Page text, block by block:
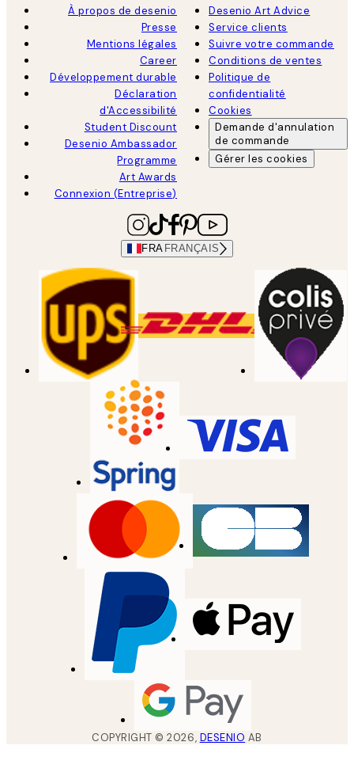
À propos de desenio
Presse
Mentions légales
Career
Développement durable
Déclaration
d'Accessibilité
Student Discount
Desenio Ambassador
Programme
Art Awards
Connexion (Entreprise)
Desenio Art Advice
Service clients
Suivre votre commande
Conditions de ventes
Politique de
confidentialité
Cookies
Demande d'annulation
de commande
Gérer les cookies
FRA FRANÇAIS
COPYRIGHT ©2026, DESENIO AB